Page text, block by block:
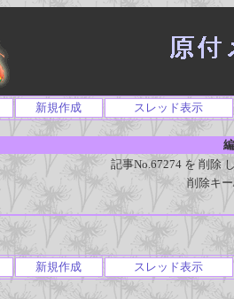
新規作成 スレッド表示
記事No.67274 を 削除
削除キ
新規作成 スレッド表示